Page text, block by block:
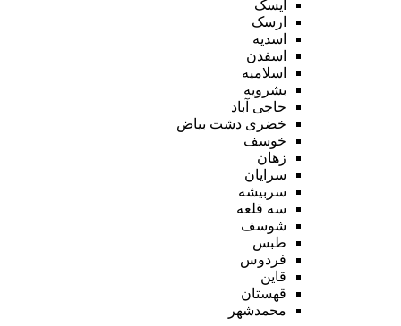
آیسک
ارسک
اسدیه
اسفدن
اسلامیه
بشرویه
حاجی آباد
خضری دشت بیاض
خوسف
زهان
سرایان
سربیشه
سه قلعه
شوسف
طبس
فردوس
قاین
قهستان
محمدشهر